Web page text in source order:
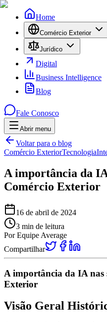
Home
Comércio Exterior
Jurídico
Digital
Business Intelligence
Blog
Fale Conosco
Abrir menu Menu
Voltar para o blog
Comércio ExteriorTecnologia
A importância da
Comércio Exterior
16 de abril de 2024
3 min de leitura
PorEquipe Average
Compartilhar
A importância da IA nas
Exterior
Visão Geral